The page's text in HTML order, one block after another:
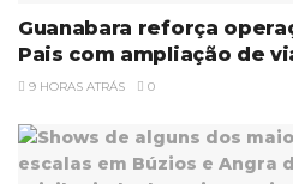
Guanabara reforça
Pais com ampliação de
9 HORAS ATRÁS 0